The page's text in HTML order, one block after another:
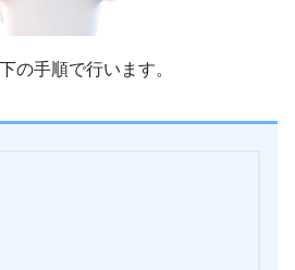
の手順で行います。